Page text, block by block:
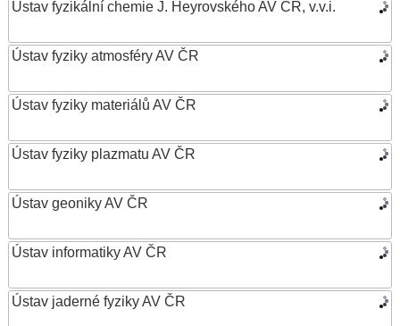
Ústav fyzikální chemie J. Heyrovského AV ČR, v.v.i.
Ústav fyziky atmosféry AV ČR
Ústav fyziky materiálů AV ČR
Ústav fyziky plazmatu AV ČR
Ústav geoniky AV ČR
Ústav informatiky AV ČR
Ústav jaderné fyziky AV ČR